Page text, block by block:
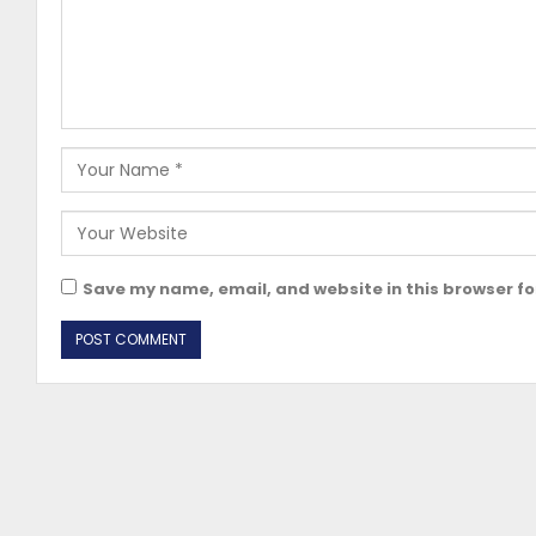
Save my name, email, and website in this browser